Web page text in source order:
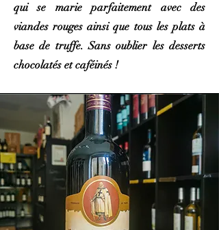
qui se marie parfaitement avec des
viandes rouges ainsi que tous les plats à
base de truffe. Sans oublier les desserts
chocolatés et caféinés !